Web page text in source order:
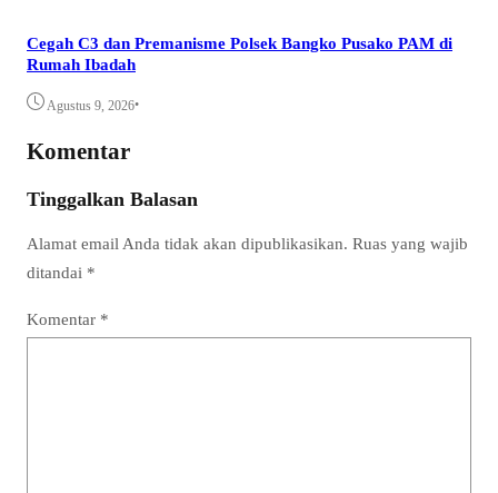
Cegah C3 dan Premanisme Polsek Bangko Pusako PAM di
Rumah Ibadah
Agustus 9, 2026•
Komentar
Tinggalkan Balasan
Alamat email Anda tidak akan dipublikasikan. Ruas yang wajib
ditandai *
Komentar *